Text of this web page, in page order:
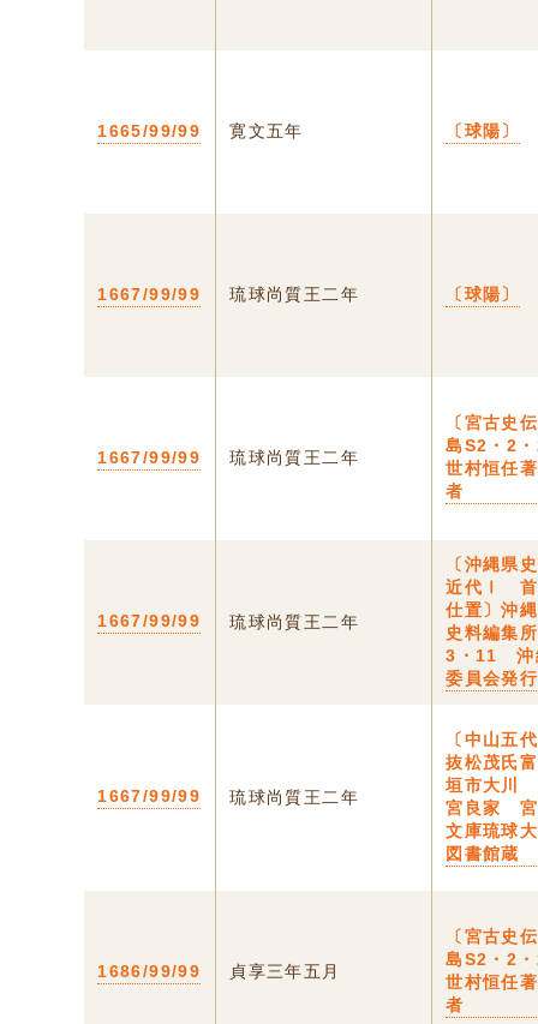
1665/99/99 寛文五年 〔球陽〕
1667/99/99 琉球尚質王二年 〔球陽〕
1667/99/99 琉球尚質王二年
〔宮古史
島S2・2
世村恒任
者
1667/99/99 琉球尚質王二年
〔沖縄県
近代Ⅰ 首
仕置〕沖
史料編集
3・11 沖
委員会発行
1667/99/99 琉球尚質王二年
〔中山五
抜松茂氏
垣市大川
宮良家 宮
文庫琉球
図書館蔵
1686/99/99 貞享三年五月
〔宮古史
島S2・2
世村恒任
者